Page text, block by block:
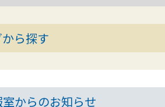
ら探す
からのお知らせ